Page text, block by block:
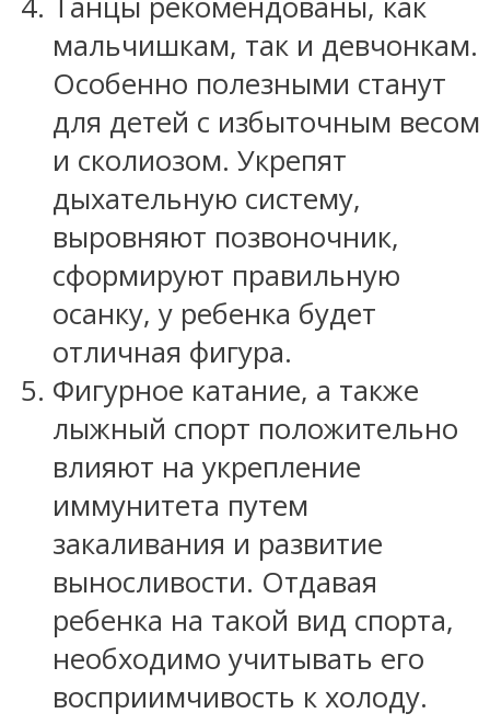
мальчишкам, так и девчонкам.
Особенно полезными станут
для детей с избыточным весом
и сколиозом. Укрепят
дыхательную систему,
выровняют позвоночник,
сформируют правильную
осанку, у ребенка будет
отличная фигура.
Фигурное катание, а также
лыжный спорт положительно
влияют на укрепление
иммунитета путем
закаливания и развитие
выносливости. Отдавая
ребенка на такой вид спорта,
необходимо учитывать его
восприимчивость к холоду.